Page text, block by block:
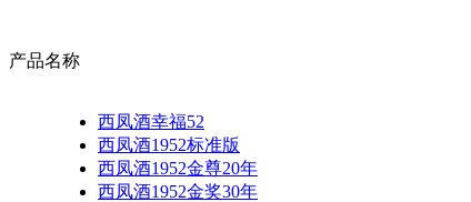
产品名称
西凤酒幸福52
西凤酒1952标准版
西凤酒1952金尊20年
西凤酒1952金奖30年